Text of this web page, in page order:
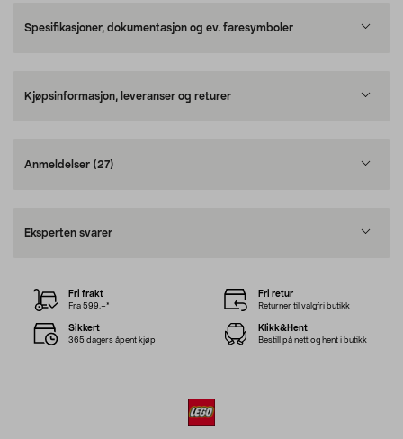
Spesifikasjoner, dokumentasjon og ev. faresymboler
Kjøpsinformasjon, leveranser og returer
Anmeldelser (27)
Eksperten svarer
Fri frakt
Fra 599,–*
Fri retur
Returner til valgfri butikk
Sikkert
365 dagers åpent kjøp
Klikk&Hent
Bestill på nett og hent i butikk